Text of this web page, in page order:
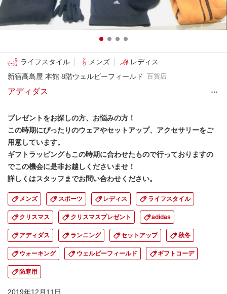
ライフスタイル メンズ
レディス
新宿高島屋 本館 8階ウェルビーフィールド 百貨店
アディダス …
プレゼントをお探しの方、お悩みの方！
この時期にぴったりのウェアやセットアップ、アクセサリーをご
用意しています。
ギフトラッピングもこの時期に合わせたもので行っておりますの
でこの機会に是非お越しくださいませ！
詳しくはスタッフまでお問い合わせください。
メンズ スポーツ レディス ライフスタイル
クリスマス クリスマスプレゼント adidas
アディダス ランニング セットアップ 秋冬
ウォーキング ウェルビーフィールド ギフトコーデ
防寒用
2019年12月11日